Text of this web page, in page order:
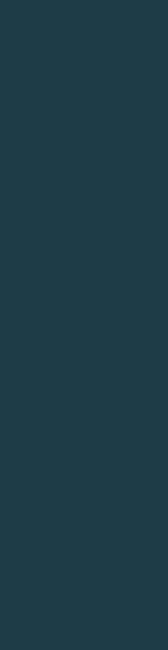
en
cuenta su
fama de tu
la carta
forma a su
y